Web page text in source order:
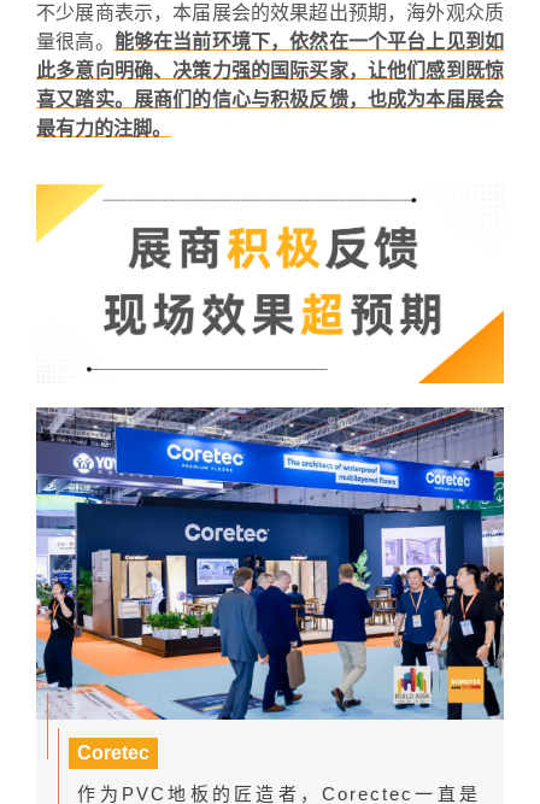
不少展商表示，本届展会的效果超出预期，海外观众质
量很高。 能够在当前环境下，依然在一个平台上见到如
此多意向明确、决策力强的国际买家，让他们感到既惊
喜又踏实。展商们的信心与积极反馈，也成为本届展会
最有力的注脚。
Coretec
作为PVC地板的匠造者，Corectec一直是